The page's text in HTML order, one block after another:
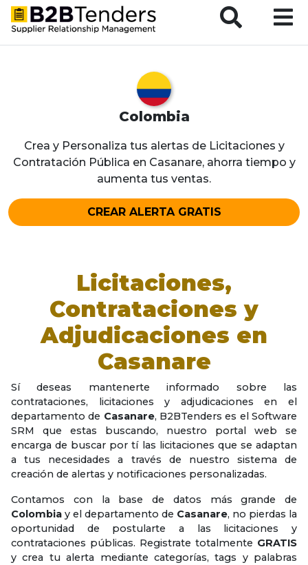
Colombia
Crea y Personaliza tus alertas de Licitaciones y
Contratación Pública en Casanare, ahorra tiempo y
aumenta tus ventas.
CREAR ALERTA GRATIS
Licitaciones,
Contrataciones y
Adjudicaciones en
Casanare
Sí deseas mantenerte informado sobre las
contrataciones, licitaciones y adjudicaciones en el
departamento de Casanare, B2BTenders es el Software
SRM que estas buscando, nuestro portal web se
encarga de buscar por tí las licitaciones que se adaptan
a tus necesidades a través de nuestro sistema de
creación de alertas y notificaciones personalizadas.
Contamos con la base de datos más grande de
Colombia y el departamento de Casanare, no pierdas la
oportunidad de postularte a las licitaciones y
contrataciones públicas. Registrate totalmente GRATIS
y crea tu alerta mediante categorías, tags y palabras